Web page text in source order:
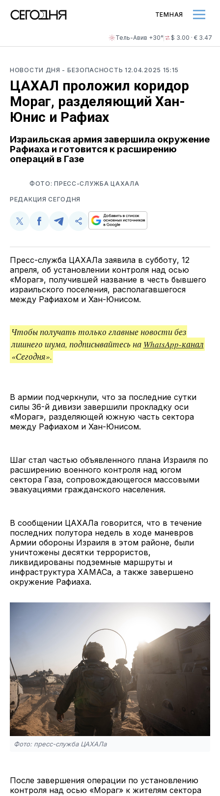
Тель-Авив +30° $ 3.00 · € 3.47
ТЕМНАЯ
НОВОСТИ ДНЯ - БЕЗОПАСНОСТЬ 12.04.2025 15:15
ЦАХАЛ проложил коридор
Мораг, разделяющий Хан-
Юнис и Рафиах
Израильская армия завершила окружение
Рафиаха и готовится к расширению
операций в Газе
ФОТО: ПРЕСС-СЛУЖБА ЦАХАЛА
РЕДАКЦИЯ СЕГОДНЯ
Поделиться
Twitter
Поделиться
Facebook
Поделиться
Telegram
Скопируйте
поделитесь
ссылкой
Пресс-служба ЦАХАЛа заявила в субботу, 12
апреля, об установлении контроля над осью
«Мораг», получившей название в честь бывшего
израильского поселения, располагавшегося
между Рафиахом и Хан-Юнисом.
Чтобы получать только главные новости без
лишнего шума, подписывайтесь на WhatsApp-канал
«Сегодня».
В армии подчеркнули, что за последние сутки
силы 36-й дивизи завершили прокладку оси
«Мораг», разделяющей южную часть сектора
между Рафиахом и Хан-Юнисом.
Шаг стал частью объявленного плана Израиля по
расширению военного контроля над югом
сектора Газа, сопровождающегося массовыми
эвакуациями гражданского населения.
В сообщении ЦАХАЛа говорится, что в течение
последних полутора недель в ходе маневров
Армии обороны Израиля в этом районе, были
уничтожены десятки террористов,
ликвидированы подземные маршруты и
инфраструктура ХАМАСа, а также завершено
окружение Рафиаха.
Фото: пресс-служба ЦАХАЛа
После завершения операции по установлению
контроля над осью «Мораг» к жителям сектора